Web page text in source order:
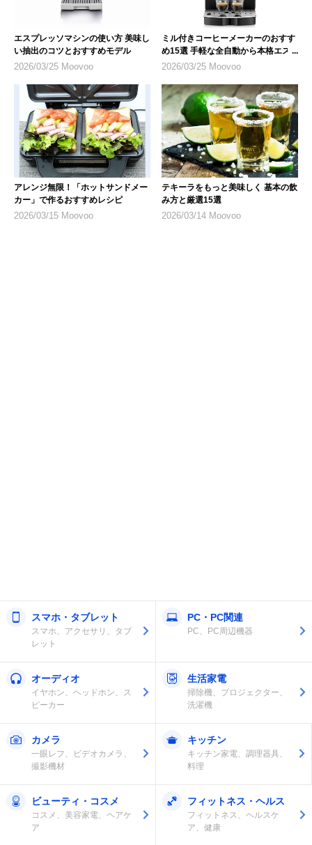
エスプレッソマシンの使い方 美味し
い抽出のコツとおすすめモデル
2026/03/25 Moovoo
ミル付きコーヒーメーカーのおすす
め15選 手軽な全自動から本格エス
プレッソまで
2026/03/25 Moovoo
アレンジ無限！「ホットサンドメー
カー」で作るおすすめレシピ
2026/03/15 Moovoo
テキーラをもっと美味しく 基本の飲
み方と厳選15選
2026/03/14 Moovoo
スマホ・タブレット
スマホ、アクセサリ、タブ
レット
PC・PC関連
PC、PC周辺機器
オーディオ
イヤホン、ヘッドホン、ス
ピーカー
生活家電
掃除機、プロジェクター、
洗濯機
カメラ
一眼レフ、ビデオカメラ、
撮影機材
キッチン
キッチン家電、調理器具、
料理
ビューティ・コスメ
コスメ、美容家電、ヘアケ
ア
フィットネス・ヘルス
フィットネス、ヘルスケ
ア、健康